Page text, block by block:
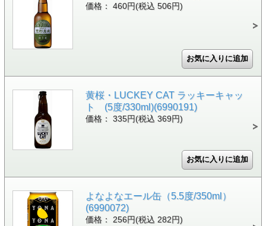
価格： 460円(税込 506円)
黄桜・LUCKEY CAT ラッキーキャッ
ト (5度/330ml)(6990191)
価格： 335円(税込 369円)
よなよなエール缶（5.5度/350ml）
(6990072)
価格： 256円(税込 282円)